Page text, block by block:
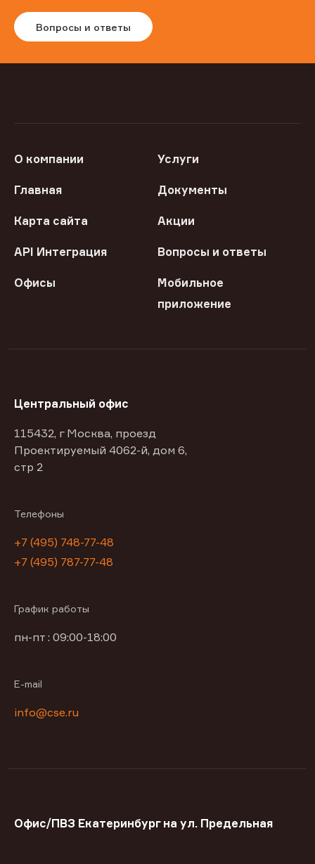
Вопросы и ответы
О компании Услуги
Главная Документы
Карта сайта Акции
API Интеграция Вопросы и ответы
Офисы
Мобильное
приложение
Центральный офис
115432, г Москва, проезд
Проектируемый 4062-й, дом 6,
стр 2
Телефоны
+7 (495) 748-77-48
+7 (495) 787-77-48
График работы
пн-пт : 09:00-18:00
E-mail
info@cse.ru
Офис/ПВЗ Екатеринбург на ул. Предельная